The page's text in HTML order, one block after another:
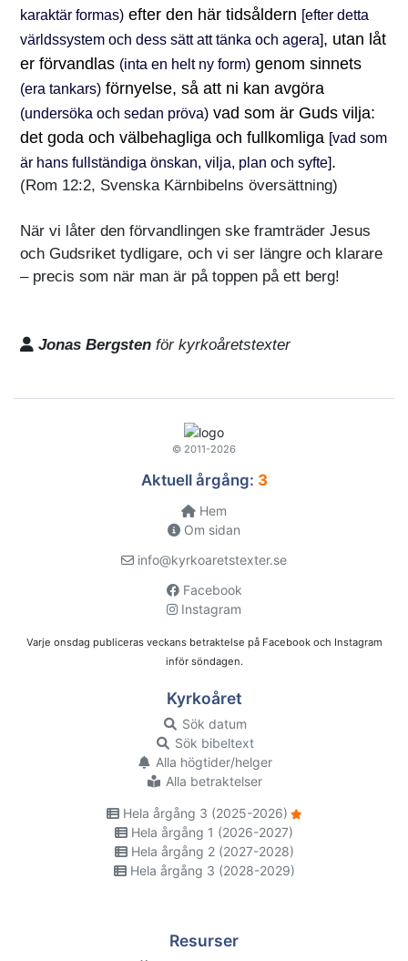
karaktär formas) efter den här tidsåldern [efter detta
världssystem och dess sätt att tänka och agera], utan låt
er förvandlas (inta en helt ny form) genom sinnets
(era tankars) förnyelse, så att ni kan avgöra
(undersöka och sedan pröva) vad som är Guds vilja:
det goda och välbehagliga och fullkomliga [vad som
är hans fullständiga önskan, vilja, plan och syfte].
(Rom 12:2, Svenska Kärnbibelns översättning)
När vi låter den förvandlingen ske framträder Jesus
och Gudsriket tydligare, och vi ser längre och klarare
– precis som när man är på toppen på ett berg!
Jonas Bergsten för kyrkoåretstexter
© 2011-2026
Aktuell årgång: 3
Hem
Om sidan
info@kyrkoaretstexter.se
Facebook
Instagram
Varje onsdag publiceras veckans betraktelse på Facebook och Instagram
inför söndagen.
Kyrkoåret
Sök datum
Sök bibeltext
Alla högtider/helger
Alla betraktelser
Hela årgång 3 (2025-2026)
Hela årgång 1 (2026-2027)
Hela årgång 2 (2027-2028)
Hela årgång 3 (2028-2029)
Resurser